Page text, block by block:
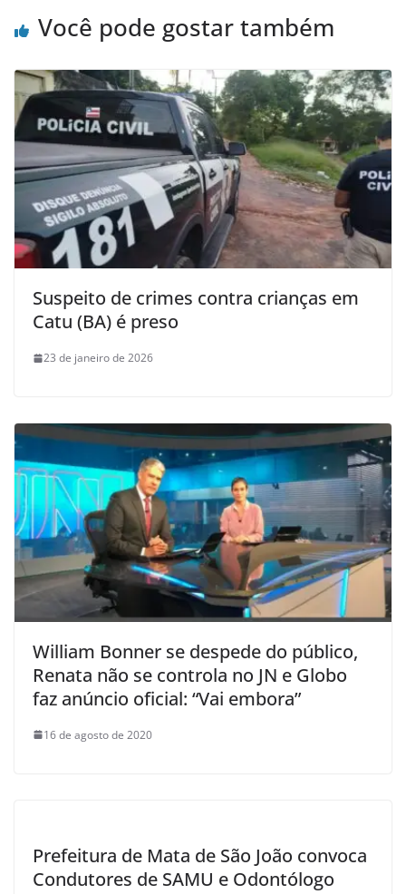
Você pode gostar também
Suspeito de crimes contra crianças em
Catu (BA) é preso
23 de janeiro de 2026
William Bonner se despede do público,
Renata não se controla no JN e Globo
faz anúncio oficial: “Vai embora”
16 de agosto de 2020
Prefeitura de Mata de São João convoca
Condutores de SAMU e Odontólogo